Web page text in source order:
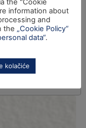
information about
and
the „Cookie Policy“
data“.
kolačiće